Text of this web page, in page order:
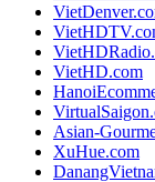
VietHD.com
Asian-
XuHue.com